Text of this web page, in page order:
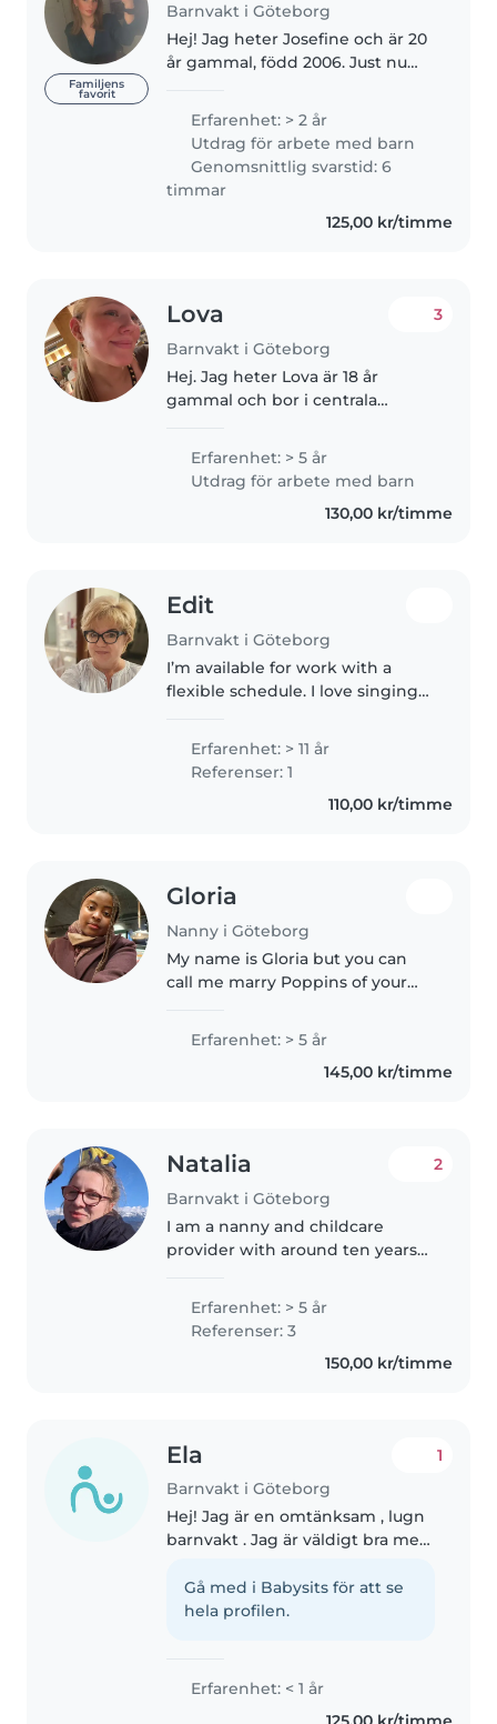
Familjens
favorit
Barnvakt i Göteborg
Hej! Jag heter Josefine och är 20
år gammal, född 2006. Just nu
fritidsprogrammet på gymnasiet,
där jag får lära mig allt om barns
utveckling, pedagogik och..
Erfarenhet: > 2 år
Utdrag för arbete med barn
Genomsnittlig svarstid: 6
timmar
125,00 kr/timme
Lova
Barnvakt i Göteborg
3
Hej. Jag heter Lova är 18 år
gammal och bor i centrala
tillfället. Säker heltidstjänst som
Au pair eller åtminstone ett par
dagar i veckan där, där jag..
Erfarenhet: > 5 år
Utdrag för arbete med barn
130,00 kr/timme
Edit
Barnvakt i Göteborg
I’m available for work with a
flexible schedule. I love singing
positive, creative person who
enjoys learning new things and
contributing to a friendly..
Erfarenhet: > 11 år
Referenser: 1
110,00 kr/timme
Gloria
Nanny i Göteborg
My name is Gloria but you can
call me marry Poppins of your
years old and I have 5 years
experience of babysitting here
in sweden Gothenburg under..
Erfarenhet: > 5 år
145,00 kr/timme
Natalia
Barnvakt i Göteborg
2
I am a nanny and childcare
provider with around ten years
of different ages. I hold degrees
in art education and cultural
studies, which help me foster..
Erfarenhet: > 5 år
Referenser: 3
150,00 kr/timme
Ela
Barnvakt i Göteborg
1
Hej! Jag är en omtänksam , lugn
barnvakt . Jag är väldigt bra med
vet hur barn är . Jag är femton år
. Och vill gärna hjälpa till olika
Gå med i Babysits för att se
hela profilen.
Erfarenhet: < 1 år